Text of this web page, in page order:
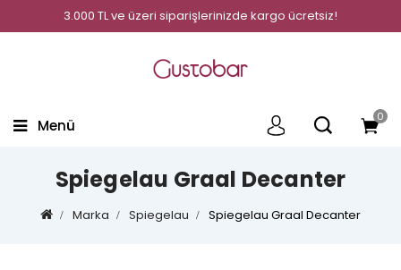
3.000 TL ve üzeri siparişlerinizde kargo ücretsiz!
0
Menü
Spiegelau Graal Decanter
Marka Spiegelau Spiegelau Graal Decanter